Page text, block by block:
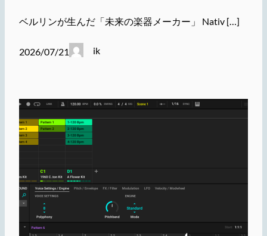
ベルリンが生んだ「未来の楽器メーカー」 Nativ […]
2026/07/21 ik